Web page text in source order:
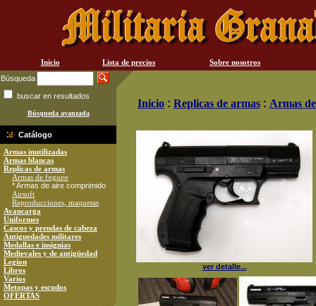
Inicio Lista de precios
Sobre nosotros
Búsqueda
buscar en resultados
Búsqueda avanzada
Catálogo
Armas inutilizadas
Armas blancas
Replicas de armas
Armas de fogueo
* Armas de aire comprimido
Airsoft
Reproducciones, maquetas
Avancarga
Uniformes
Cascos y prendas de cabeza
Antiguedades militares
Medallas e insignias
Medievales y de antigüedad
Legion
Libros
Varios
Metopas y escudos
OFERTAS
Inicio : Replicas de armas : Armas
ver detalle...